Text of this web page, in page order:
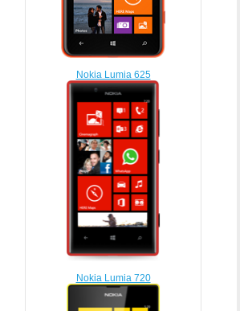
Nokia Lumia 625
Nokia Lumia 720